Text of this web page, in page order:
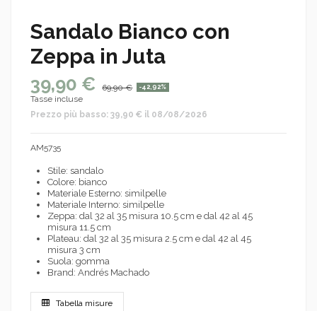
Sandalo Bianco con
Zeppa in Juta
39,90 € 69,90 € -42,92%
Tasse incluse
Prezzo più basso: 39,90 € il 08/08/2026
AM5735
Stile: sandalo
Colore: bianco
Materiale Esterno: similpelle
Materiale Interno: similpelle
Zeppa: dal 32 al 35 misura 10.5 cm e dal 42 al 45
misura 11.5 cm
Plateau: dal 32 al 35 misura 2.5 cm e dal 42 al 45
misura 3 cm
Suola: gomma
Brand: Andrés Machado
Tabella misure